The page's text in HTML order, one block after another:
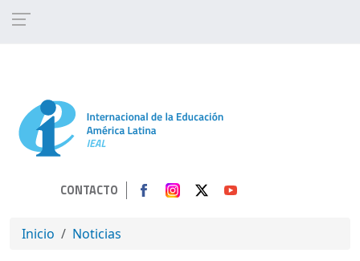
CONTACTO
SOBRESCRIBIR ENLACES DE AYUDA A
Inicio Noticias